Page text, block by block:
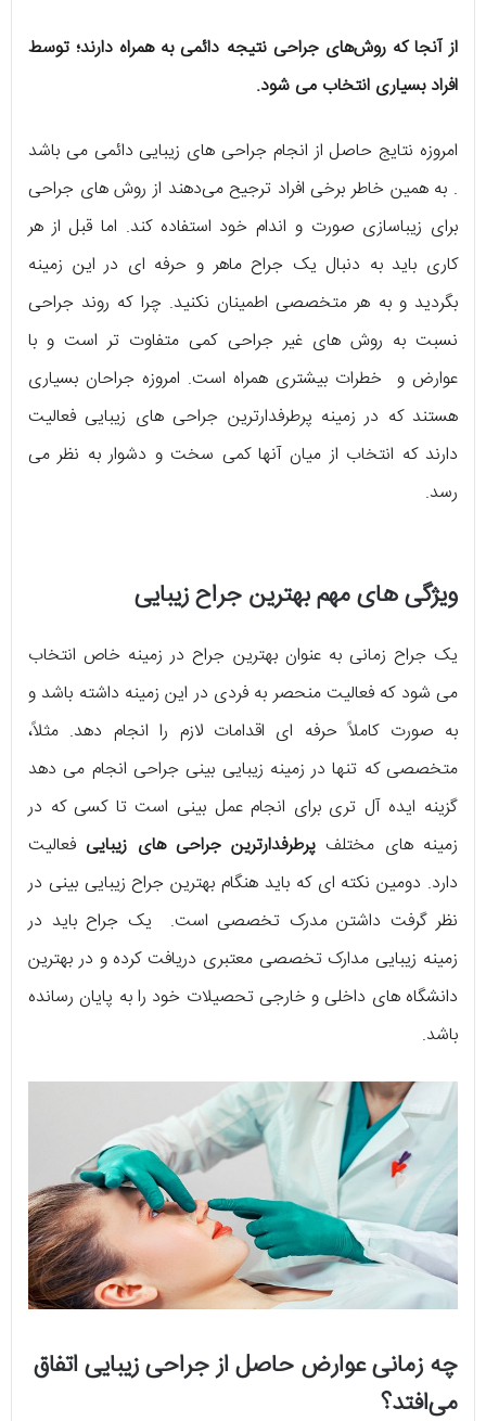
از آنجا که روش‌های جراحی نتیجه دائمی به همراه دارند؛ توسط
افراد بسیاری انتخاب می شود.
امروزه نتایج حاصل از انجام جراحی های زیبایی دائمی می باشد
. به همین خاطر برخی افراد ترجیح می‌دهند از روش های جراحی
برای زیباسازی صورت و اندام خود استفاده کند. اما قبل از هر
کاری باید به دنبال یک جراح ماهر و حرفه ای در این زمینه
بگردید و به هر متخصصی اطمینان نکنید. چرا که روند جراحی
نسبت به روش های غیر جراحی کمی متفاوت تر است و با
عوارض و خطرات بیشتری همراه است. امروزه جراحان بسیاری
هستند که در زمینه پرطرفدارترین جراحی های زیبایی فعالیت
دارند که انتخاب از میان آنها کمی سخت و دشوار به نظر می
رسد.
ویژگی های مهم بهترین جراح زیبایی
یک جراح زمانی به عنوان بهترین جراح در زمینه خاص انتخاب
می شود که فعالیت منحصر به فردی در این زمینه داشته باشد و
به صورت کاملاً حرفه ای اقدامات لازم را انجام دهد. مثلاً،
متخصصی که تنها در زمینه زیبایی بینی جراحی انجام می دهد
گزینه ایده آل تری برای انجام عمل بینی است تا کسی که در
زمینه های مختلف پرطرفدارترین جراحی های زیباییفعالیت
دارد. دومین نکته ای که باید هنگام بهترین جراح زیبایی بینی در
نظر گرفت داشتن مدرک تخصصی است. یک جراح باید در
زمینه زیبایی مدارک تخصصی معتبری دریافت کرده و در بهترین
دانشگاه های داخلی و خارجی تحصیلات خود را به پایان رسانده
باشد.
چه زمانی عوارض حاصل از جراحی زیبایی اتفاق
می‌افتد؟